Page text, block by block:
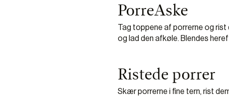
PorreAske
Tag toppene af porrerne og rist
og lad den afkøle. Blendes
Ristede porrer
Skær porrerne i fine tern, rist